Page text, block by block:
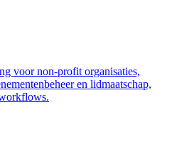
voor non-profit organisaties,
en lidmaatschap,